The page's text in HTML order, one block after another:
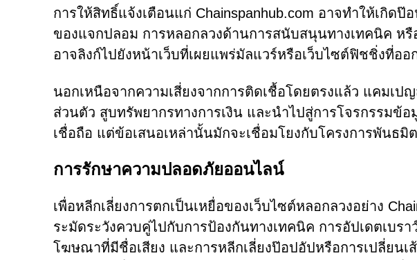
การให้สิทธิ์แจ้งเตือนแก่ Chainspanhub.com อาจทำให้เกิด
ของแจกปลอม การหลอกลวงด้านการสนับสนุนทางเทคนิค ห
อาจลิงก์ไปยังหน้าเว็บที่เผยแพร่มัลแวร์หรือเว็บไซต์ฟิชชิ่งที่อ
นอกเหนือจากความเสี่ยงจากการติดเชื้อโดยตรงแล้ว แคมเป
ส่วนตัว สูบทรัพยากรทางการเงิน และนำไปสู่การโจรกรรมข้
เชื่อถือ แต่ข้อเสนอเหล่านั้นมักจะเชื่อมโยงกับโครงการพันธ
การรักษาความปลอดภัยออนไลน์
เพื่อหลีกเลี่ยงการตกเป็นเหยื่อของเว็บไซต์หลอกลวงอย่าง
ระมัดระวังควบคู่ไปกับการป้องกันทางเทคนิค การอัปเดตเบร
โฆษณาที่มีชื่อเสียง และการหลีกเลี่ยงป๊อปอัปหรือการเปลี่ยนเ